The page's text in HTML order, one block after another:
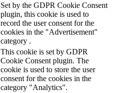
Set by the GDPR Cookie Consent
plugin, this cookie is used to
record the user consent for the
cookies in the "Advertisement"
category .
This cookie is set by GDPR
Cookie Consent plugin. The
cookie is used to store the user
consent for the cookies in the
category "Analytics".